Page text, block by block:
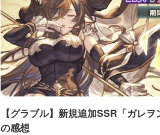
【グラブル】新規追加SSR「ガレヲ
の感想